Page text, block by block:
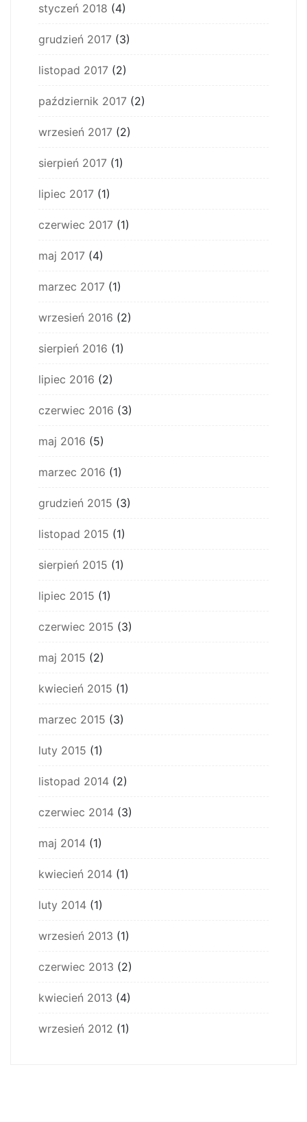
styczeń 2018 (4)
grudzień 2017 (3)
listopad 2017 (2)
październik 2017 (2)
wrzesień 2017 (2)
sierpień 2017 (1)
lipiec 2017 (1)
czerwiec 2017 (1)
maj 2017 (4)
marzec 2017 (1)
wrzesień 2016 (2)
sierpień 2016 (1)
lipiec 2016 (2)
czerwiec 2016 (3)
maj 2016 (5)
marzec 2016 (1)
grudzień 2015 (3)
listopad 2015 (1)
sierpień 2015 (1)
lipiec 2015 (1)
czerwiec 2015 (3)
maj 2015 (2)
kwiecień 2015 (1)
marzec 2015 (3)
luty 2015 (1)
listopad 2014 (2)
czerwiec 2014 (3)
maj 2014 (1)
kwiecień 2014 (1)
luty 2014 (1)
wrzesień 2013 (1)
czerwiec 2013 (2)
kwiecień 2013 (4)
wrzesień 2012 (1)